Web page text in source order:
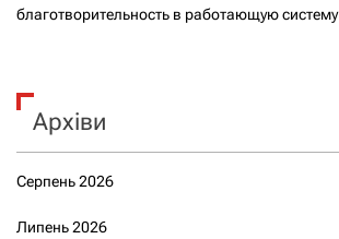
благотворительность в работающую систему
Архіви
Серпень 2026
Липень 2026